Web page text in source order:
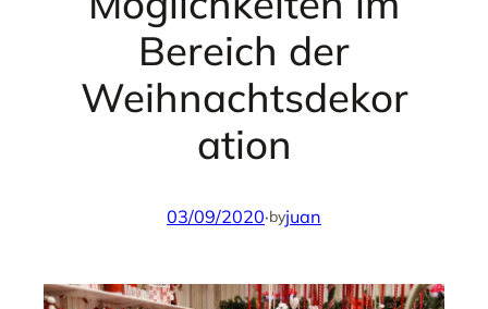
Bereich der
Weihnachtsdekor
ation
03/09/2020·byjuan